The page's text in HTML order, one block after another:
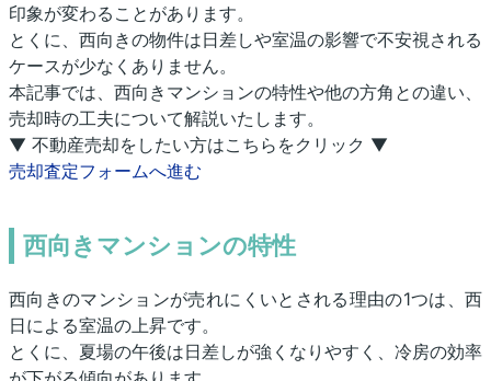
印象が変わることがあります。
とくに、西向きの物件は日差しや室温の影響で不安視される
ケースが少なくありません。
本記事では、西向きマンションの特性や他の方角との違い、
売却時の工夫について解説いたします。
▼ 不動産売却をしたい方はこちらをクリック ▼
売却査定フォームへ進む
西向きマンションの特性
西向きのマンションが売れにくいとされる理由の1つは、西
日による室温の上昇です。
とくに、夏場の午後は日差しが強くなりやすく、冷房の効率